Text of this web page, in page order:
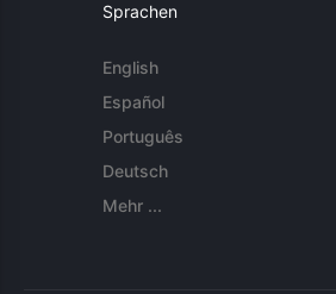
Sprachen
English
Español
Português
Deutsch
Mehr ...